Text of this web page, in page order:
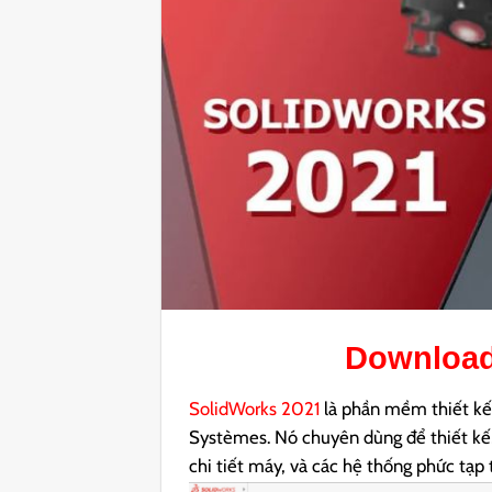
SolidWorks 2021 là phần mềm thiết
Systèmes. Nó chuyên dùng để thiết
chi tiết máy, và các hệ thống phức tạp